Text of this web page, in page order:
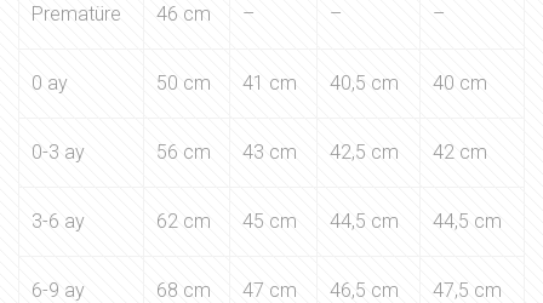
Prematüre 46 cm – – –
0 ay 50 cm 41 cm 40,5 cm 40 cm
0-3 ay 56 cm 43 cm 42,5 cm 42 cm
3-6 ay 62 cm 45 cm 44,5 cm 44,5 cm
6-9 ay 68 cm 47 cm 46,5 cm 47,5 cm